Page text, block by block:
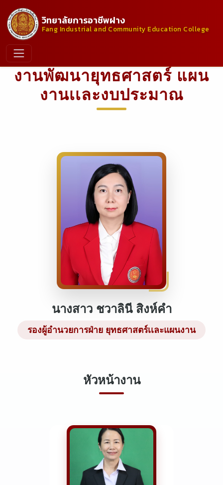
วิทยาลัยการอาชีพฝาง
Fang Industrial and Community Education College
งานพัฒนายุทธศาสตร์ แผน
งานเเละงบประมาณ
นางสาว ชวาลินี สิงห์คำ
รองผู้อำนวยการฝ่าย ยุทธศาสตร์เเละแผนงาน
หัวหน้างาน